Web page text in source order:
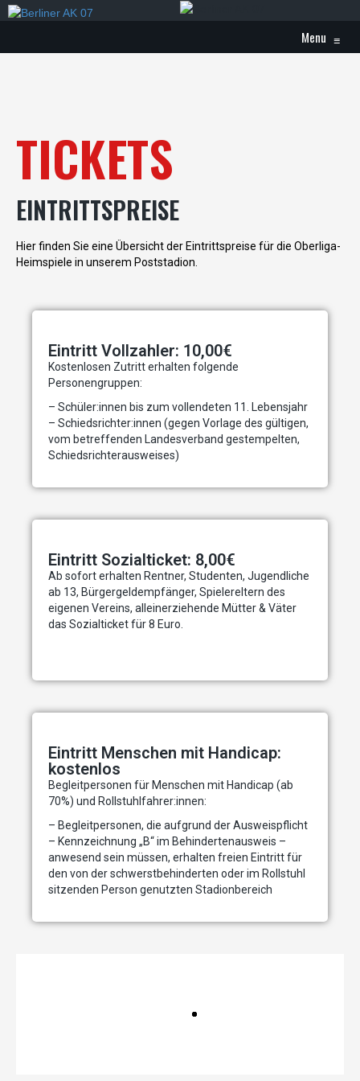
Menu ≡
TICKETS
EINTRITTSPREISE
Hier finden Sie eine Übersicht der Eintrittspreise für die Oberliga-
Heimspiele in unserem Poststadion.
Eintritt Vollzahler: 10,00€
Kostenlosen Zutritt erhalten folgende
Personengruppen:
– Schüler:innen bis zum vollendeten 11. Lebensjahr
– Schiedsrichter:innen (gegen Vorlage des gültigen,
vom betreffenden Landesverband gestempelten,
Schiedsrichterausweises)
Eintritt Sozialticket: 8,00€
Ab sofort erhalten Rentner, Studenten, Jugendliche
ab 13, Bürgergeldempfänger, Spielereltern des
eigenen Vereins, alleinerziehende Mütter & Väter
das Sozialticket für 8 Euro.
Eintritt Menschen mit Handicap:
kostenlos
Begleitpersonen für Menschen mit Handicap (ab
70%) und Rollstuhlfahrer:innen:
– Begleitpersonen, die aufgrund der Ausweispflicht
– Kennzeichnung „B“ im Behindertenausweis –
anwesend sein müssen, erhalten freien Eintritt für
den von der schwerstbehinderten oder im Rollstuhl
sitzenden Person genutzten Stadionbereich